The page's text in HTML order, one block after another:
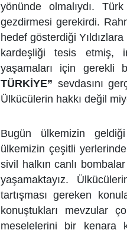
yönünde olmalıydı.
gezdirmesi gerekirdi.
hedef gösterdiği
kardeşliği tesis etmiş,
yaşamaları için gerekli
TÜRKİYE” sevdasını
Ülkücülerin hakkı değil
Bugün ülkemizin
ülkemizin çeşitli
sivil halkın canlı
yaşamaktayız.
tartışması gereken
konuştukları mevzular
meselelerini bir kenara